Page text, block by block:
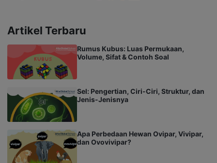
Artikel Terbaru
Rumus Kubus: Luas Permukaan,
Volume, Sifat & Contoh Soal
Sel: Pengertian, Ciri-Ciri, Struktur, dan
Jenis-Jenisnya
Apa Perbedaan Hewan Ovipar, Vivipar,
dan Ovovivipar?